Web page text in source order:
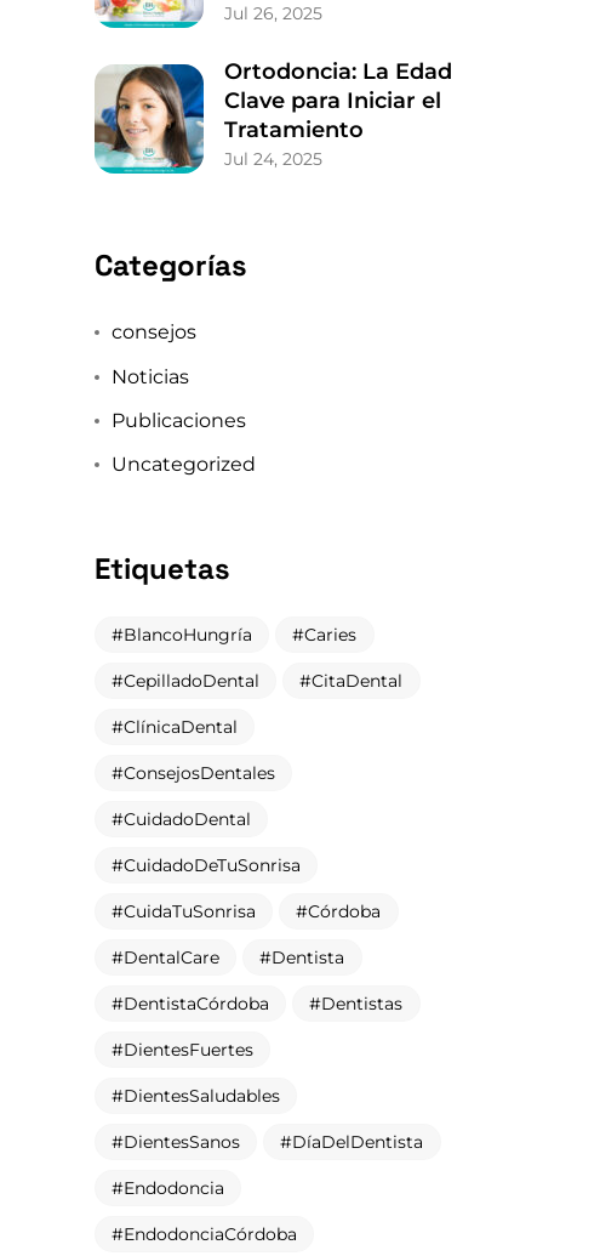
Jul 26, 2025
Ortodoncia: La Edad
Clave para Iniciar el
Tratamiento
Jul 24, 2025
Categorías
consejos
Noticias
Publicaciones
Uncategorized
Etiquetas
BlancoHungría Caries
CepilladoDental CitaDental
ClínicaDental
ConsejosDentales
CuidadoDental
CuidadoDeTuSonrisa
CuidaTuSonrisa Córdoba
DentalCare Dentista
DentistaCórdoba Dentistas
DientesFuertes
DientesSaludables
DientesSanos DíaDelDentista
Endodoncia
EndodonciaCórdoba